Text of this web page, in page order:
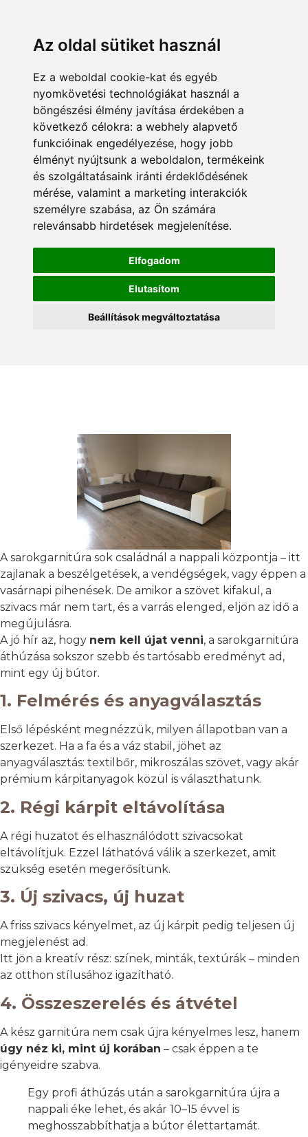
Az oldal sütiket használ
Ez a weboldal cookie-kat és egyéb
nyomkövetési technológiákat használ a
böngészési élmény javítása érdekében a
következő célokra: a webhely alapvető
funkcióinak engedélyezése, hogy jobb
élményt nyújtsunk a weboldalon, termékeink
és szolgáltatásaink iránti érdeklődésének
mérése, valamint a marketing interakciók
személyre szabása, az Ön számára
relevánsabb hirdetések megjelenítése.
Elfogadom
Elutasítom
Beállítások megváltoztatása
A sarokgarnitúra sok családnál a nappali központja – itt
zajlanak a beszélgetések, a vendégségek, vagy éppen a
vasárnapi pihenések. De amikor a szövet kifakul, a
szivacs már nem tart, és a varrás elenged, eljön az idő a
megújulásra.
A jó hír az, hogy nem kell újat venni, a sarokgarnitúra
áthúzása sokszor szebb és tartósabb eredményt ad,
mint egy új bútor.
1. Felmérés és anyagválasztás
Első lépésként megnézzük, milyen állapotban van a
szerkezet. Ha a fa és a váz stabil, jöhet az
anyagválasztás: textilbőr, mikroszálas szövet, vagy akár
prémium kárpitanyagok közül is választhatunk.
2. Régi kárpit eltávolítása
A régi huzatot és elhasználódott szivacsokat
eltávolítjuk. Ezzel láthatóvá válik a szerkezet, amit
szükség esetén megerősítünk.
3. Új szivacs, új huzat
A friss szivacs kényelmet, az új kárpit pedig teljesen új
megjelenést ad.
Itt jön a kreatív rész: színek, minták, textúrák – minden
az otthon stílusához igazítható.
4. Összeszerelés és átvétel
A kész garnitúra nem csak újra kényelmes lesz, hanem
úgy néz ki, mint új korában – csak éppen a te
igényeidre szabva.
Egy profi áthúzás után a sarokgarnitúra újra a
nappali éke lehet, és akár 10–15 évvel is
meghosszabbíthatja a bútor élettartamát.